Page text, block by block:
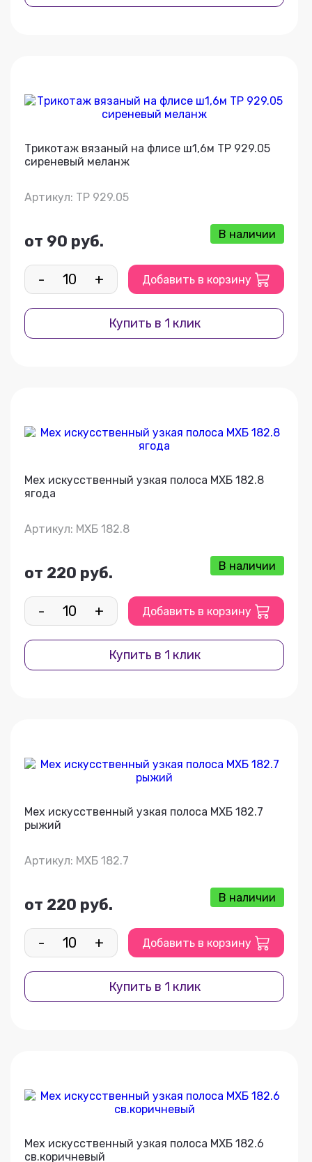
Трикотаж вязаный на флисе ш1,6м ТР 929.05
сиреневый меланж
Артикул: ТР 929.05
от 90 руб. В наличии
- + Добавить в корзину
Купить в 1 клик
Мех искусственный узкая полоса МХБ 182.8
ягода
Артикул: МХБ 182.8
от 220 руб. В наличии
- + Добавить в корзину
Купить в 1 клик
Мех искусственный узкая полоса МХБ 182.7
рыжий
Артикул: МХБ 182.7
от 220 руб. В наличии
- + Добавить в корзину
Купить в 1 клик
Мех искусственный узкая полоса МХБ 182.6
св.коричневый